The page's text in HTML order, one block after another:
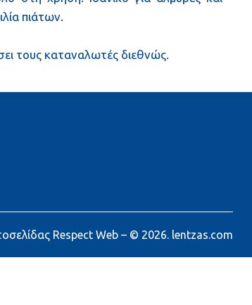
πιάτων.
τους καταναλωτές διεθνώς.
Respect Web – © 2026. lentzas.com